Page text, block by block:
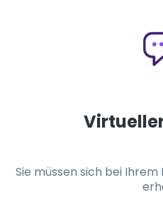
Sie müssen sich bei